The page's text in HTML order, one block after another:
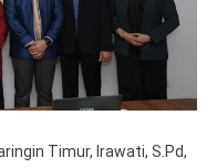
Publik
Timur, Irawati, S.Pd,